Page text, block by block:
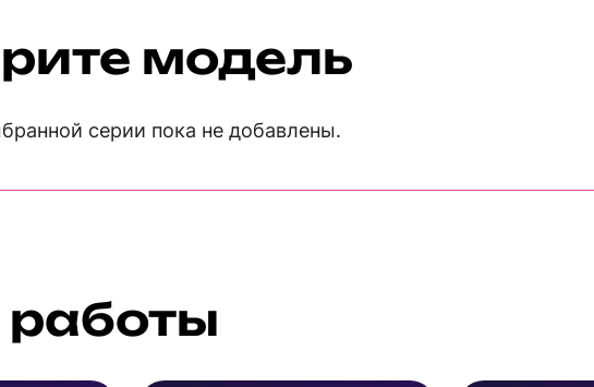
модель
серии пока не добавлены.